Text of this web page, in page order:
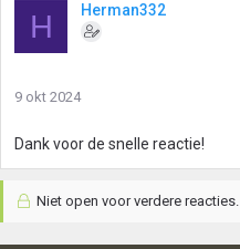
H Herman332
9 okt 2024
Dank voor de snelle reactie!
Niet open voor verdere reacties.